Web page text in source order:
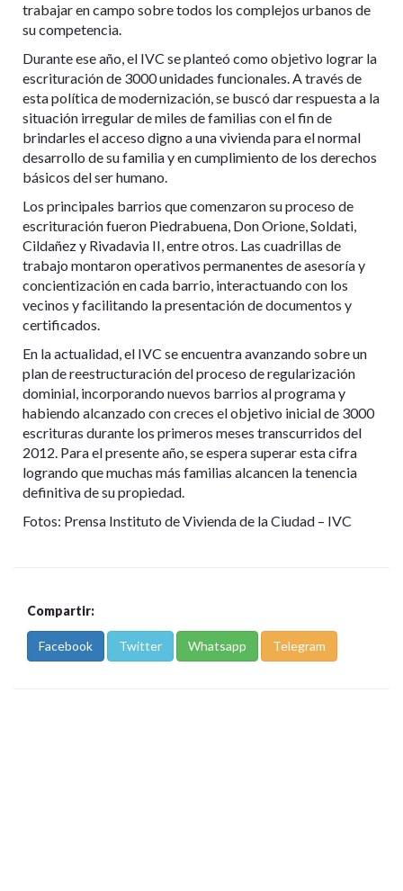
trabajar en campo sobre todos los complejos urbanos de
su competencia.
Durante ese año, el IVC se planteó como objetivo lograr la
escrituración de 3000 unidades funcionales. A través de
esta política de modernización, se buscó dar respuesta a la
situación irregular de miles de familias con el fin de
brindarles el acceso digno a una vivienda para el normal
desarrollo de su familia y en cumplimiento de los derechos
básicos del ser humano.
Los principales barrios que comenzaron su proceso de
escrituración fueron Piedrabuena, Don Orione, Soldati,
Cildañez y Rivadavia II, entre otros. Las cuadrillas de
trabajo montaron operativos permanentes de asesoría y
concientización en cada barrio, interactuando con los
vecinos y facilitando la presentación de documentos y
certificados.
En la actualidad, el IVC se encuentra avanzando sobre un
plan de reestructuración del proceso de regularización
dominial, incorporando nuevos barrios al programa y
habiendo alcanzado con creces el objetivo inicial de 3000
escrituras durante los primeros meses transcurridos del
2012. Para el presente año, se espera superar esta cifra
logrando que muchas más familias alcancen la tenencia
definitiva de su propiedad.
Fotos: Prensa Instituto de Vivienda de la Ciudad – IVC
Compartir:
Facebook Twitter Whatsapp Telegram